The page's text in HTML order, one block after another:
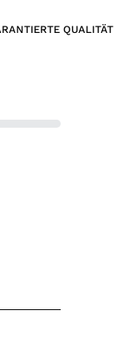
QUALITÄT